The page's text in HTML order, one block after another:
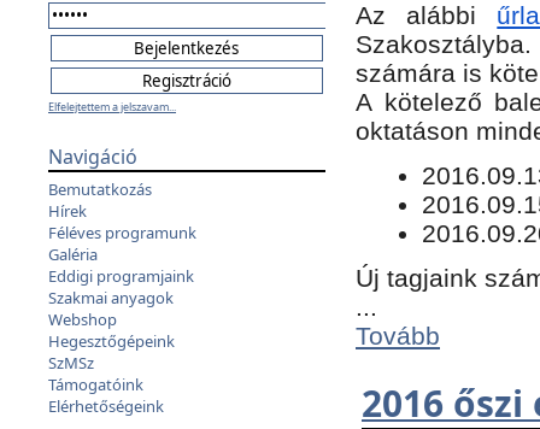
Elfelejtettem a jelszavam...
Navigáció
Bemutatkozás
Hírek
Féléves programunk
Galéria
Eddigi programjaink
Szakmai anyagok
Webshop
Hegesztőgépeink
SzMSz
Támogatóink
Elérhetőségeink
Az alábbi
számára is
​A kötelező
oktatáson
Új tagjaink
...
Tovább
2016